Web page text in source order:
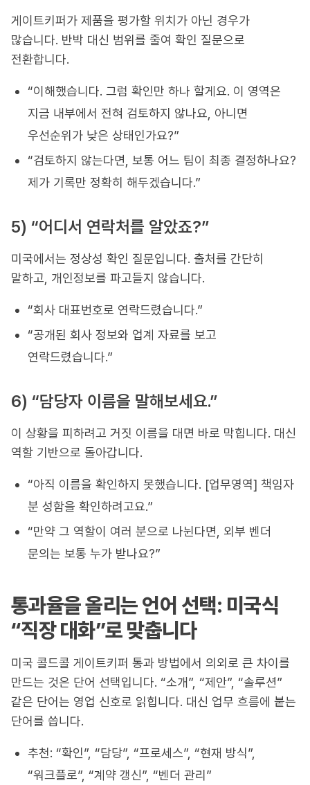
게이트키퍼가 제품을 평가할 위치가 아닌 경우가
많습니다. 반박 대신 범위를 줄여 확인 질문으로
전환합니다.
“이해했습니다. 그럼 확인만 하나 할게요. 이 영역은
지금 내부에서 전혀 검토하지 않나요, 아니면
우선순위가 낮은 상태인가요?”
“검토하지 않는다면, 보통 어느 팀이 최종 결정하나요?
제가 기록만 정확히 해두겠습니다.”
5) “어디서 연락처를 알았죠?”
미국에서는 정상성 확인 질문입니다. 출처를 간단히
말하고, 개인정보를 파고들지 않습니다.
“회사 대표번호로 연락드렸습니다.”
“공개된 회사 정보와 업계 자료를 보고
연락드렸습니다.”
6) “담당자 이름을 말해보세요.”
이 상황을 피하려고 거짓 이름을 대면 바로 막힙니다. 대신
역할 기반으로 돌아갑니다.
“아직 이름을 확인하지 못했습니다. [업무영역] 책임자
분 성함을 확인하려고요.”
“만약 그 역할이 여러 분으로 나뉜다면, 외부 벤더
문의는 보통 누가 받나요?”
통과율을 올리는 언어 선택: 미국식
“직장 대화”로 맞춥니다
미국 콜드콜 게이트키퍼 통과 방법에서 의외로 큰 차이를
만드는 것은 단어 선택입니다. “소개”, “제안”, “솔루션”
같은 단어는 영업 신호로 읽힙니다. 대신 업무 흐름에 붙는
단어를 씁니다.
추천: “확인”, “담당”, “프로세스”, “현재 방식”,
“워크플로”, “계약 갱신”, “벤더 관리”